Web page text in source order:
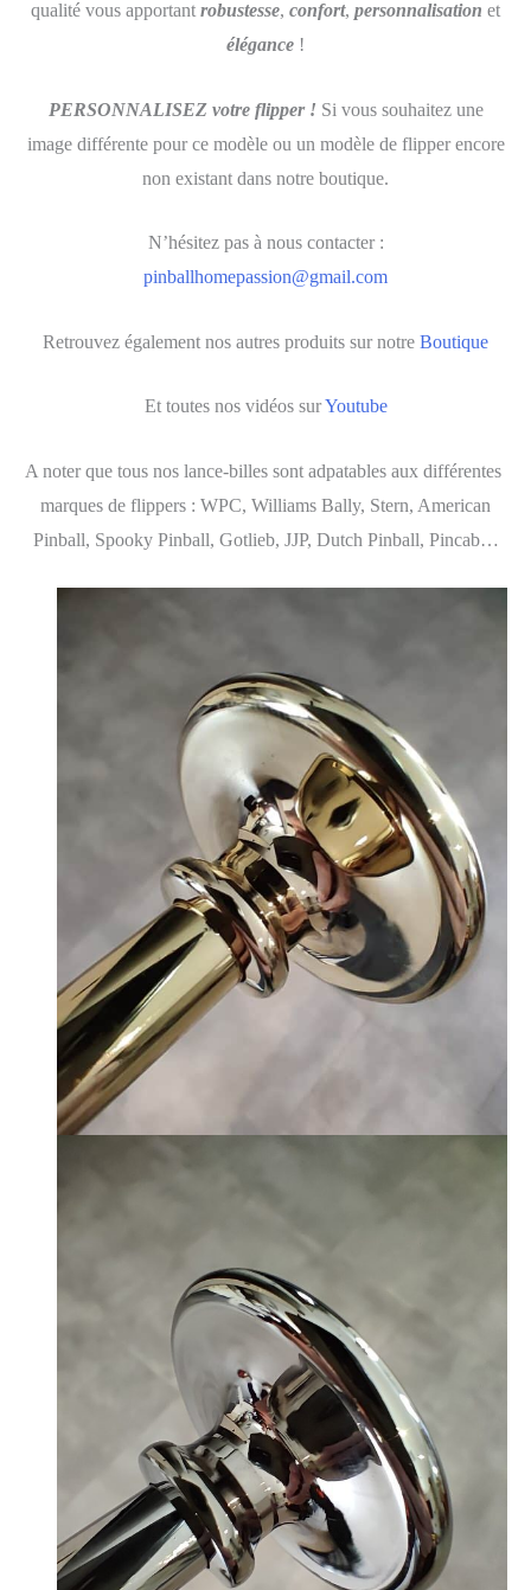
qualité vous apportant robustesse, confort, personnalisation et
élégance !
PERSONNALISEZ votre flipper ! Si vous souhaitez une
image différente pour ce modèle ou un modèle de flipper encore
non existant dans notre boutique.
N’hésitez pas à nous contacter :
pinballhomepassion@gmail.com
Retrouvez également nos autres produits sur notre Boutique
Et toutes nos vidéos surYoutube
A noter que tous nos lance-billes sont adpatables aux différentes
marques de flippers : WPC, Williams Bally, Stern, American
Pinball, Spooky Pinball, Gotlieb, JJP, Dutch Pinball, Pincab…